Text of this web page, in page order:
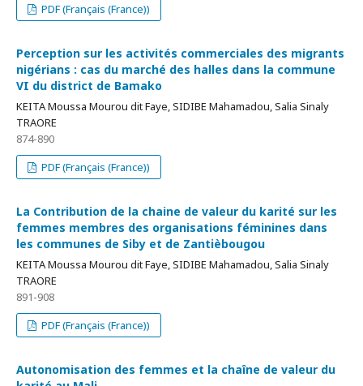
PDF (Français (France))
Perception sur les activités commerciales des migrants
nigérians : cas du marché des halles dans la commune
VI du district de Bamako
KEITA Moussa Mourou dit Faye, SIDIBE Mahamadou, Salia Sinaly
TRAORE
874-890
PDF (Français (France))
La Contribution de la chaine de valeur du karité sur les
femmes membres des organisations féminines dans
les communes de Siby et de Zantièbougou
KEITA Moussa Mourou dit Faye, SIDIBE Mahamadou, Salia Sinaly
TRAORE
891-908
PDF (Français (France))
Autonomisation des femmes et la chaîne de valeur du